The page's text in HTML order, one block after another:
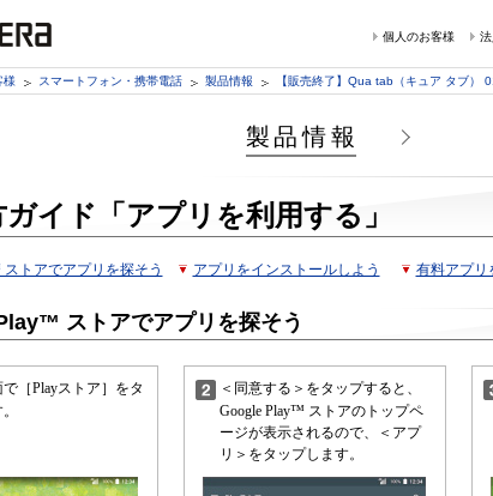
個人のお客様
様 スマートフォン・携帯電話 製品情報 【販売終了】Qua tab（キュア タブ）
製品情報
イド「アプリを利用する」
ストアでアプリを探そう アプリをインストールしよう 有料アプリ
ストアでアプリを探そう
［Playストア］をタ
＜同意する＞をタップすると、
Google Play™ ストアのトップペ
ージが表示されるので、＜アプ
リ＞をタップします。